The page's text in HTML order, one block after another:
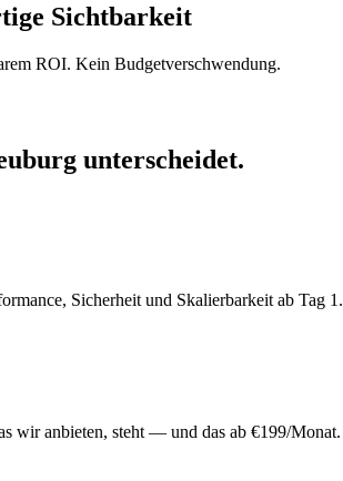
Sichtbarkeit
ROI. Kein Budgetverschwendung.
unterscheidet.
Sicherheit und Skalierbarkeit ab Tag 1.
wir anbieten, steht — und das ab €199/Monat.